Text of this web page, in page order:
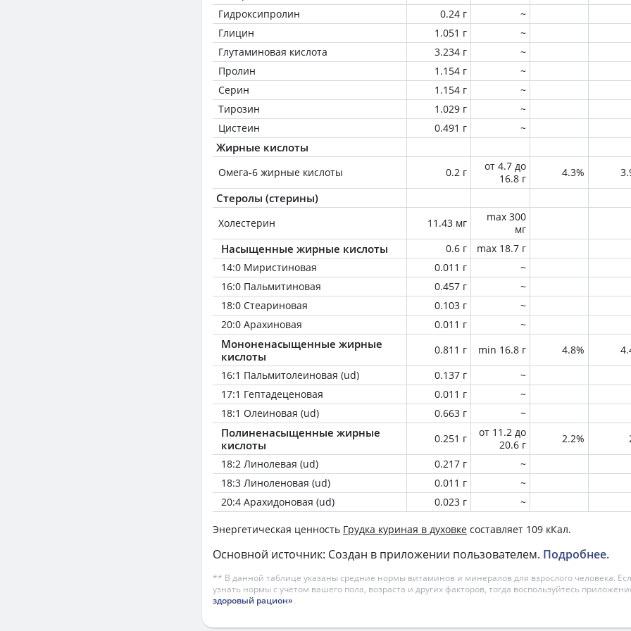
Гидроксипролин
0.24 г
~
Глицин
1.051 г
~
Глутаминовая кислота
3.234 г
~
Пролин
1.154 г
~
Серин
1.154 г
~
Тирозин
1.029 г
~
Цистеин
0.491 г ~
Жирные кислоты
Омега-6 жирные кислоты 0.2 г
от 4.7 до
16.8 г
4.3%
Стеролы (стерины)
Холестерин 11.43 мг
max 300
мг
Насыщенные жирные кислоты 0.6 г
max 18.7 г
14:0 Миристиновая
0.011 г
~
16:0 Пальмитиновая
0.457 г
~
18:0 Стеариновая
0.103 г
~
20:0 Арахиновая
0.011 г ~
Мононенасыщенные жирные
кислоты
0.811 г min 16.8 г 4.8%
16:1 Пальмитолеиновая (ud)
0.137 г
~
17:1 Гептадеценовая
0.011 г
~
18:1 Олеиновая (ud)
0.663 г ~
Полиненасыщенные жирные
кислоты
0.251 г
от 11.2 до
20.6 г
2.2%
18:2 Линолевая (ud)
0.217 г
~
18:3 Линоленовая (ud)
0.011 г
~
20:4 Арахидоновая (ud)
0.023 г ~
Энергетическая ценность Грудка куриная в духовке составляет 109 кКал.
Основной источник: Создан в приложении пользователем. Подробнее.
** В данной таблице указаны средние нормы витаминов и минералов для взрослого человека.
узнать нормы с учетом вашего пола, возраста и других факторов, тогда воспользуйтесь
здоровый рацион».